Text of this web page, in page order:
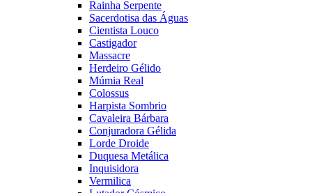
Rainha Serpente
Sacerdotisa das Águas
Cientista Louco
Castigador
Massacre
Herdeiro Gélido
Múmia Real
Colossus
Harpista Sombrio
Cavaleira Bárbara
Conjuradora Gélida
Lorde Droide
Duquesa Metálica
Inquisidora
Vermilica